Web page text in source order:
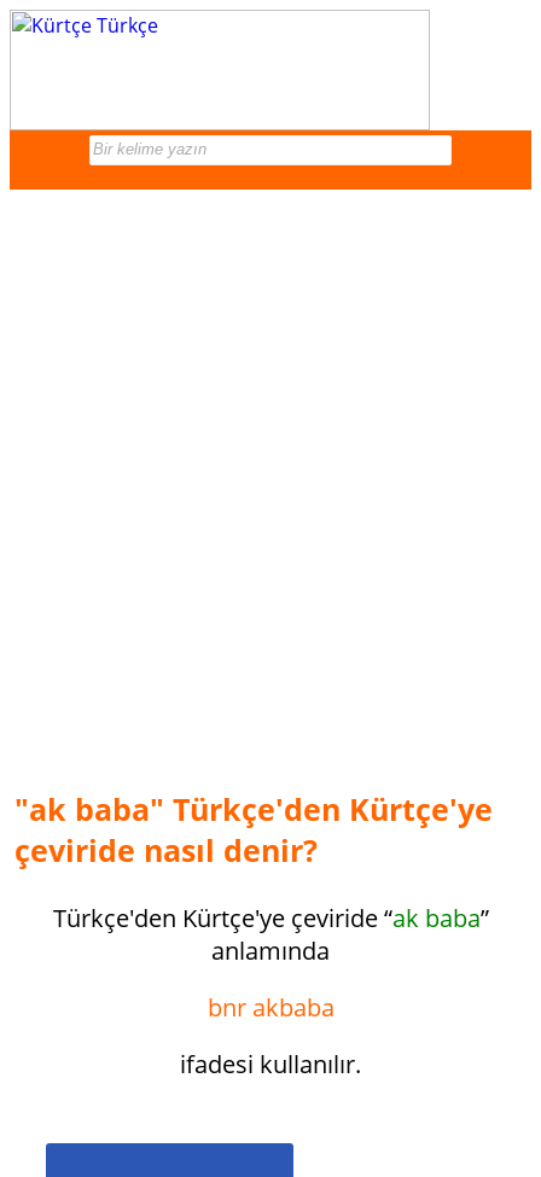
"ak baba" Türkçe'den Kürtçe'ye
çeviride nasıl denir?
Türkçe'den Kürtçe'ye çeviride “ak baba”
anlamında
bnr ak­baba
ifadesi kullanılır.